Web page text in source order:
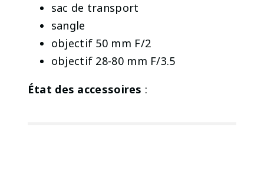
sac de transport
sangle
objectif 50 mm F/2
objectif 28-80 mm F/3.5
État des accessoires :